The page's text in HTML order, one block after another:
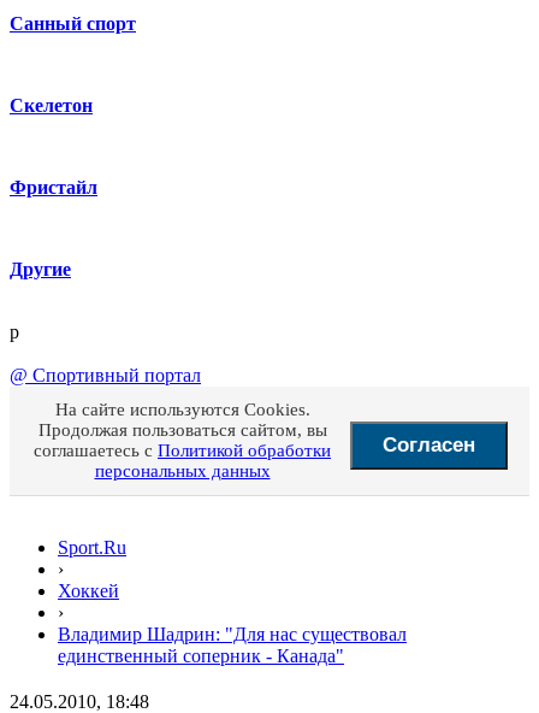
Санный спорт
Скелетон
Фристайл
Другие
p
@ Спортивный портал
На сайте используются Cookies.
Продолжая пользоваться сайтом, вы
соглашаетесь с Политикой обработки
персональных данных
Согласен
Sport.Ru
›
Хоккей
›
Владимир Шадрин: "Для нас существовал
единственный соперник - Канада"
24.05.2010, 18:48